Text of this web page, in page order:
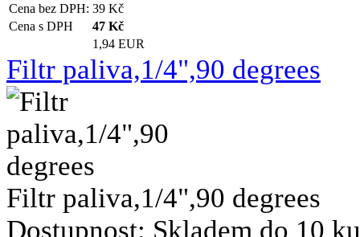
Cena bez DPH: 39 Kč
Cena s DPH
47 Kč
1,94 EUR
Filtr paliva,1/4",90 degrees
Filtr paliva,1/4",90 degrees
Dostupnost: Skladem do 10